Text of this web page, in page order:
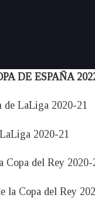
DE ESPAÑA
de LaLiga 2020-21
2020-21
Copa del Rey 2020-
la Copa del Rey